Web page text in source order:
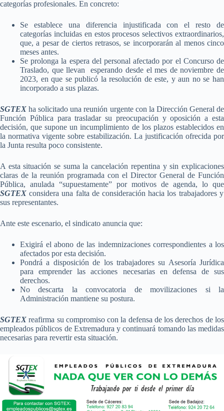
categorías profesionales. En concreto:
Se establece una diferencia injustificada con el resto de
categorías incluidas en estos procesos selectivos extraordinarios,
que, a pesar de ciertos retrasos, se incorporarán al menos cinco
meses antes.
Se prolonga la espera del personal afectado por el Concurso de
Traslado, que llevan esperando desde el mes de noviembre de
2023, en que se publicó la resolución de este, y aun no se han
incorporado a sus plazas.
SGTEX ha solicitado una reunión urgente con la Dirección General de
Función Pública para trasladar su preocupación y oposición a esta
decisión, que supone un incumplimiento de los plazos establecidos en
la normativa vigente sobre estabilización. La justificación ofrecida por
la Junta resulta poco consistente.
A esta situación se suma la cancelación repentina y sin explicaciones
claras de la reunión programada con el Director General de Función
Pública, anulada “supuestamente” por motivos de agenda, lo que
SGTEX considera una falta de consideración hacia los trabajadores y
sus representantes.
Ante este escenario, el sindicato anuncia que:
Exigirá el abono de las indemnizaciones correspondientes a los
afectados por esta decisión.
Pondrá a disposición de los trabajadores su Asesoría Jurídica
para emprender las acciones necesarias en defensa de sus
derechos.
No descarta la convocatoria de movilizaciones si la
Administración mantiene su postura.
SGTEX reafirma su compromiso con la defensa de los derechos de los
empleados públicos de Extremadura y continuará tomando las medidas
necesarias para revertir esta situación.